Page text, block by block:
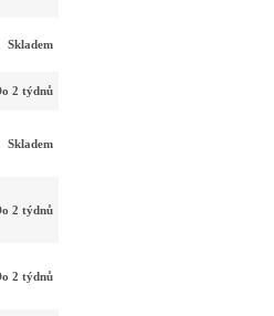
Skladem
2 týdnů
Skladem
2 týdnů
2 týdnů